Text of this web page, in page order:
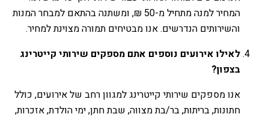
המחיר למנה מתחיל מ-50 ₪, ומשתנה בהתאם למבחר המנות
והשירותים הנדרשים. אנו מבטיחים תמורה מצוינת למחיר.
לאילו אירועים נוספים אתם מספקים שירותי קייטרינג
בצפון?
אנו מספקים שירותי קייטרינג למגוון רחב של אירועים, כולל
חתונות, בריתות, בר/בת מצווה, שבת חתן, ימי הולדת, אזכרות,